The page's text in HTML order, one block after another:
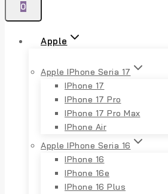
0
Apple
Apple IPhone Seria 17
IPhone 17
IPhone 17 Pro
IPhone 17 Pro Max
IPhone Air
Apple IPhone Seria 16
IPhone 16
IPhone 16e
IPhone 16 Plus